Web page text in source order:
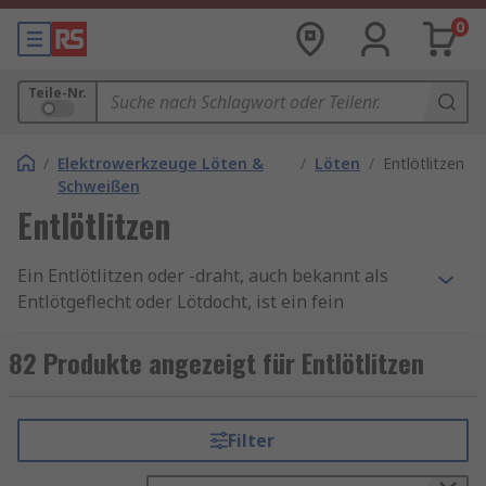
0
Teile-Nr.
/ Elektrowerkzeuge Löten &
Schweißen
/ Löten / Entlötlitzen
Entlötlitzen
Ein Entlötlitzen oder -draht, auch bekannt als
Entlötgeflecht oder Lötdocht, ist ein fein
Flussmittel beschichtet ist und in einer Spule
oder vorgeschnittenen Litzen geliefert wird. Er
nachbearbeitet oder Bauteile entfernt werden
müssen, die gelötet wurden. Entlötdraht
82 Produkte angezeigt für Entlötlitzen
Filter